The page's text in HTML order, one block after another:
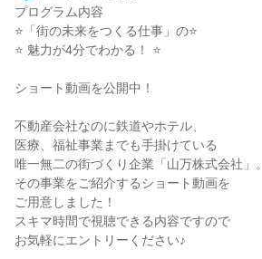
プログラム内容
⭐「街の未来をつくる仕事」の⭐
⭐ 魅力が4分でわかる！ ⭐
ショート動画を公開中！
不動産会社なのに鉄道やホテル、
医療、福祉事業までも手掛けている
唯一無二の街づくり企業「山万株式会社」。
その事業をご紹介するショート動画を
ご用意しました！
スキマ時間で視聴できる内容ですので
お気軽にエントリーください♪